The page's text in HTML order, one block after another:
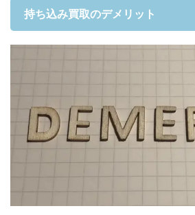
持ち込み買取のデメリット